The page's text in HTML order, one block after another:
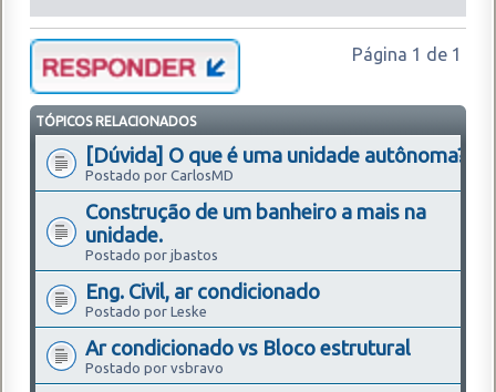
Página 1 de 1
TÓPICOS RELACIONADOS
[Dúvida] O que é uma unidade autônoma?
Postado por CarlosMD
Construção de um banheiro a mais na
unidade.
Postado por jbastos
Eng. Civil, ar condicionado
Postado por Leske
Ar condicionado vs Bloco estrutural
Postado por vsbravo